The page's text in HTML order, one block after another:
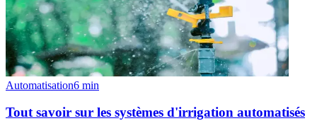
Automatisation6 min
Tout savoir sur les systèmes d'irrigation automatisés